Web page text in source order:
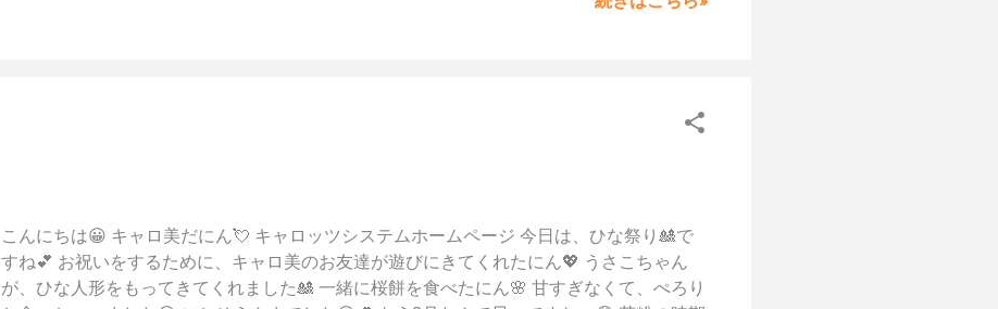
こんにちは😀 キャロ美だにん💘 キャロッツシステムホームページ 今日は、ひな祭り🎎で
すね💕 お祝いをするために、キャロ美のお友達が遊びにきてくれたにん💖 うさこちゃん
が、ひな人形をもってきてくれました🎎 一緒に桜餅を食べたにん🌸 甘すぎなくて、ぺろり